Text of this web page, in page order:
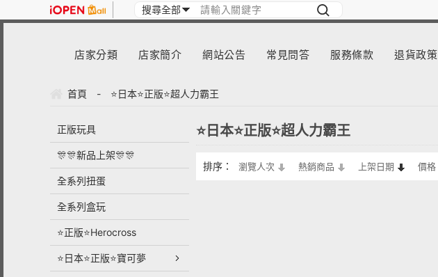
店家分類 店家簡介 網站公告 常見問答 服務條款 退貨政策
首頁 - ⭐日本⭐正版⭐超人力霸王
正版玩具
🎊🎊新品上架🎊🎊
全系列扭蛋
全系列盒玩
⭐正版⭐Herocross
⭐日本⭐正版⭐寶可夢
⭐日本⭐正版⭐超人力霸王
排序： 瀏覽人次 熱銷商品 上架日期 價格